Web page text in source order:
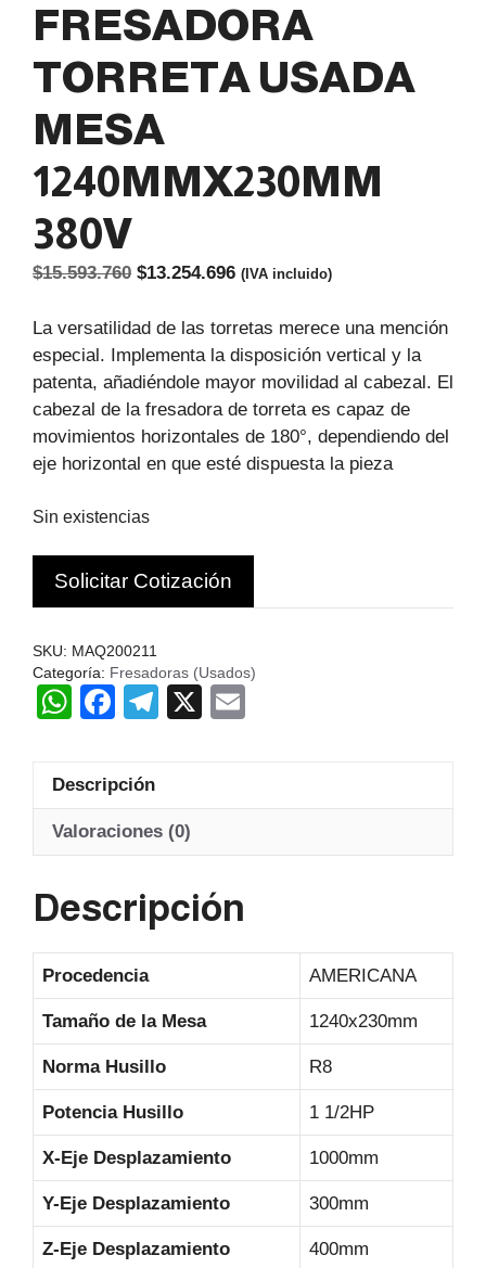
FRESADORA
TORRETA USADA
MESA
1240MMX230MM
380V
$15.593.760 El
original
era:
$15.593.760.
$13.254.696El
actual
es:
$13.254.696.
(IVA incluido)
La versatilidad de las torretas merece una mención
especial. Implementa la disposición vertical y la
patenta, añadiéndole mayor movilidad al cabezal. El
cabezal de la fresadora de torreta es capaz de
movimientos horizontales de 180°, dependiendo del
eje horizontal en que esté dispuesta la pieza
Sin existencias
Solicitar Cotización
SKU: MAQ200211
Categoría: Fresadoras (Usados)
W
at
s
A
p
F
c
e
b
o
k
T
gr
a
X
Descripción
Valoraciones (0)
Descripción
Procedencia AMERICANA
Tamaño de la Mesa 1240x230mm
Norma Husillo R8
Potencia Husillo 1 1/2HP
X-Eje Desplazamiento 1000mm
Y-Eje Desplazamiento 300mm
Z-Eje Desplazamiento 400mm